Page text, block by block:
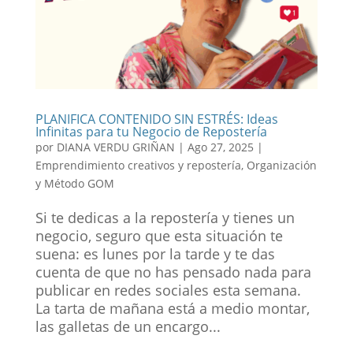
PLANIFICA CONTENIDO SIN ESTRÉS: Ideas
Infinitas para tu Negocio de Repostería
por DIANA VERDU GRIÑAN | Ago 27, 2025 |
Emprendimiento creativos y repostería, Organización
y Método GOM
Si te dedicas a la repostería y tienes un
negocio, seguro que esta situación te
suena: es lunes por la tarde y te das
cuenta de que no has pensado nada para
publicar en redes sociales esta semana.
La tarta de mañana está a medio montar,
las galletas de un encargo...